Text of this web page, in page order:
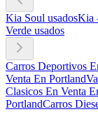
Kia Soul usadosKia
Verde usados
Carros Deportivos
Venta En Portland
Clasicos En Venta
PortlandCarros